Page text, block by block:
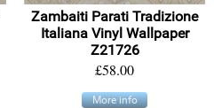
Zambaiti Parati Tradizione
Italiana Vinyl Wallpaper
Z21726
£58.00
More info